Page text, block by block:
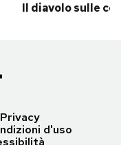
Il diavolo sulle
Privacy
d'uso